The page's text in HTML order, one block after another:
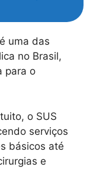
uma das
no Brasil,
para o
o SUS
serviços
básicos até
e